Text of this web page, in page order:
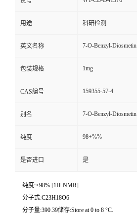
用途 科研检测
英文名称 7-O-Benzyl-Diosmetin
包装规格 1mg
CAS编号 159355-57-4
别名 7-O-Benzyl-Diosmetin
纯度 98+%%
是否进口 是
纯度:≥98% [1H-NMR]
分子式:C23H18O6
分子量:390.39储存:Store at 0 to 8 °C.